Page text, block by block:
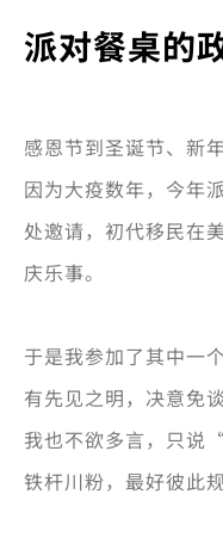
派对餐桌的
感恩节到圣诞节、新
因为大疫数年，今年
处邀请，初代移民在
庆乐事。
于是我参加了其中一
有先见之明，决意免
我也不欲多言，只说
铁杆川粉，最好彼此